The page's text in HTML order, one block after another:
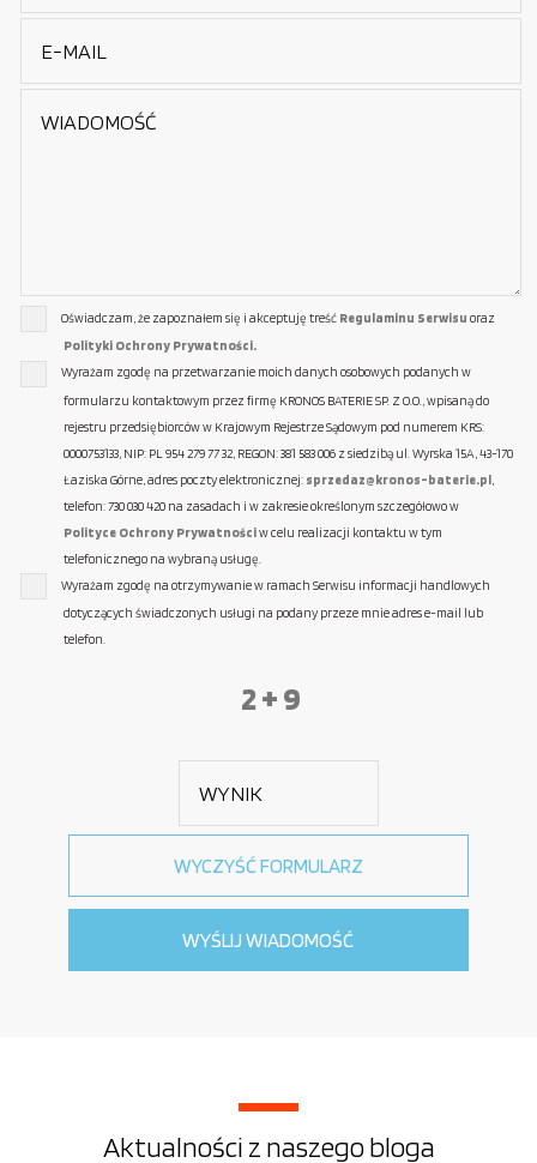
Oświadczam, że zapoznałem się i akceptuję treść Regulaminu Serwisu oraz
Polityki Ochrony Prywatności.
Wyrażam zgodę na przetwarzanie moich danych osobowych podanych w
formularzu kontaktowym przez firmę KRONOS BATERIE SP. Z O.O., wpisaną do
rejestru przedsiębiorców w Krajowym Rejestrze Sądowym pod numerem KRS:
0000753133, NIP: PL 954 279 77 32, REGON: 381 583 006 z siedzibą ul. Wyrska 15A, 43-170
Łaziska Górne, adres poczty elektronicznej: sprzedaz@kronos-baterie.pl
telefon: 730 030 420 na zasadach i w zakresie określonym szczegółowo w
Polityce Ochrony Prywatnościw celu realizacji kontaktu w tym
telefonicznego na wybraną usługę.
Wyrażam zgodę na otrzymywanie w ramach Serwisu informacji handlowych
dotyczących świadczonych usługi na podany przeze mnie adres e-mail lub
telefon.
2 + 9
Aktualności z naszego bloga